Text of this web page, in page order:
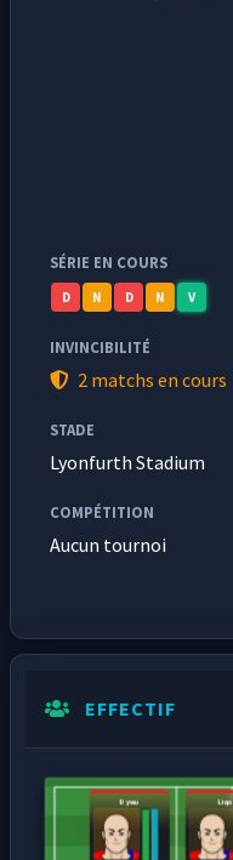
SÉRIE EN COURS
D N D N V
INVINCIBILITÉ
2 matchs en cours
STADE
Lyonfurth Stadium
COMPÉTITION
Aucun tournoi
EFFECTIF
Dywu Liqo